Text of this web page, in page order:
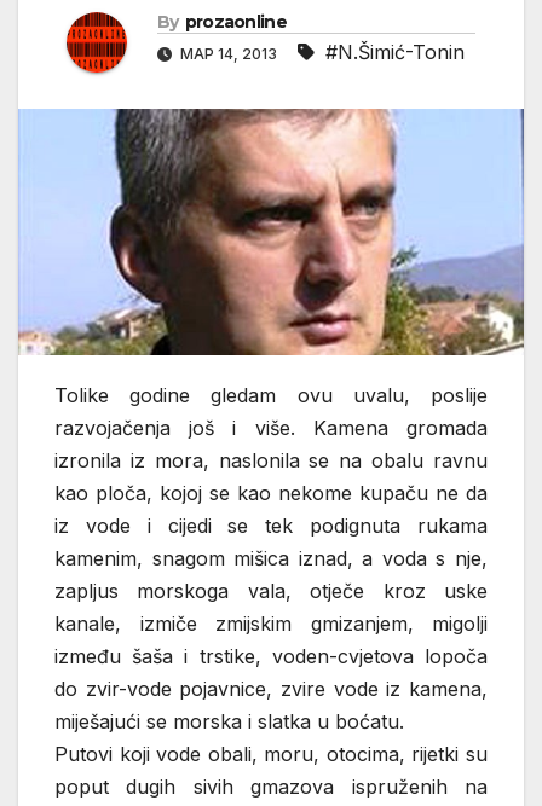
By prozaonline
МАР 14, 2013 #N.Šimić-Tonin
Tolike godine gledam ovu uvalu, poslije
razvojačenja još i više. Kamena gromada
izronila iz mora, naslonila se na obalu ravnu
kao ploča, kojoj se kao nekome kupaču ne da
iz vode i cijedi se tek podignuta rukama
kamenim, snagom mišica iznad, a voda s nje,
zapljus morskoga vala, otječe kroz uske
kanale, izmiče zmijskim gmizanjem, migolji
između šaša i trstike, voden-cvjetova lopoča
do zvir-vode pojavnice, zvire vode iz kamena,
miješajući se morska i slatka u boćatu.
Putovi koji vode obali, moru, otocima, rijetki su
poput dugih sivih gmazova ispruženih na